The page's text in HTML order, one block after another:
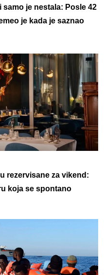
samo je nestala: Posle 42
je kada je saznao
rezervisane za vikend:
koja se spontano